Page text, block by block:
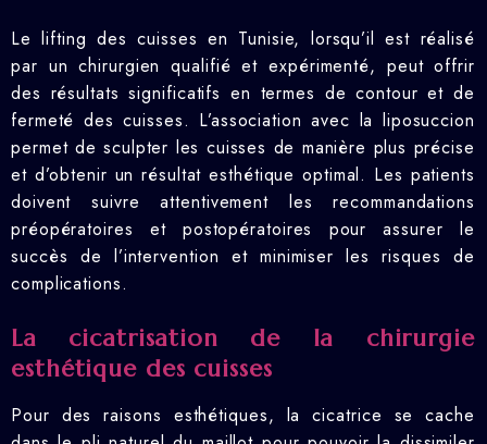
Le lifting des cuisses en Tunisie, lorsqu’il est réalisé
par un chirurgien qualifié et expérimenté, peut offrir
des résultats significatifs en termes de contour et de
fermeté des cuisses. L’association avec la liposuccion
permet de sculpter les cuisses de manière plus précise
et d’obtenir un résultat esthétique optimal. Les patients
doivent suivre attentivement les recommandations
préopératoires et postopératoires pour assurer le
succès de l’intervention et minimiser les risques de
complications.
La cicatrisation de la chirurgie
esthétique des cuisses
Pour des raisons esthétiques, la cicatrice se cache